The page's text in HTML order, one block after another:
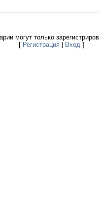
могут только
[ Регистрация| Вход ]